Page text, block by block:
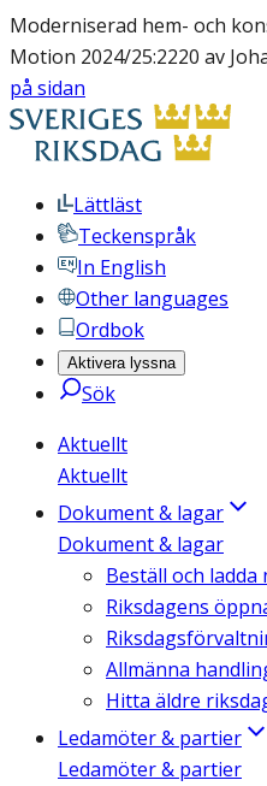
Moderniserad hem- och
Motion 2024/25:2220 av
på sidan
Lättläst
Teckenspråk
In English
Other languages
Ordbok
Aktivera lyssna
Sök
Aktuellt
Aktuellt
Dokument & lagar
Dokument & lagar
Beställ och ladda
Riksdagens
Allmänna
Hitta äldre
Ledamöter & partier
Ledamöter & partier